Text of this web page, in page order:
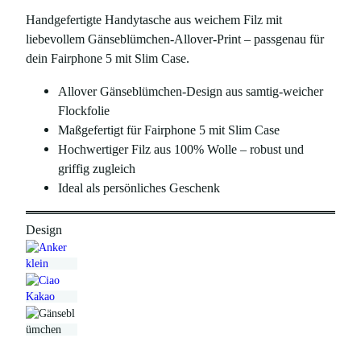
Handgefertigte Handytasche aus weichem Filz mit
liebevollem Gänseblümchen-Allover-Print – passgenau für
dein Fairphone 5 mit Slim Case.
Allover Gänseblümchen-Design aus samtig-weicher
Flockfolie
Maßgefertigt für Fairphone 5 mit Slim Case
Hochwertiger Filz aus 100% Wolle – robust und
griffig zugleich
Ideal als persönliches Geschenk
Design